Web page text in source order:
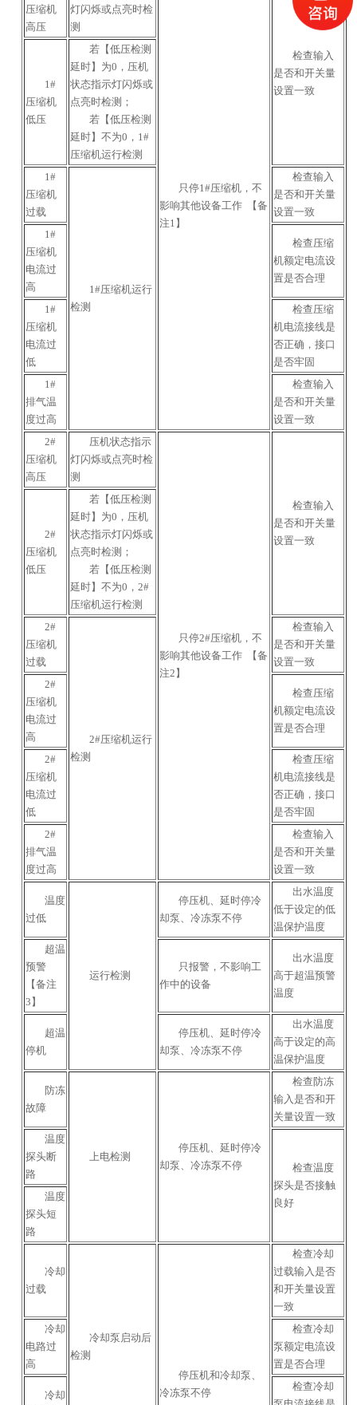
压缩机
高压
灯闪烁或点亮时检
测
只停1#压缩机，不
影响其他设备工作 【备
注1】
检查输入
是否和开关量
设置一致
1#
压缩机
低压
若【低压检测
延时】为0，压机
状态指示灯闪烁或
点亮时检测；
若【低压检测
延时】不为0，1#
压缩机运行检测
1#
压缩机
过载
1#压缩机运行
检测
检查输入
是否和开关量
设置一致
1#
压缩机
电流过
高
检查压缩
机额定电流设
置是否合理
1#
压缩机
电流过
低
检查压缩
机电流接线是
否正确，接口
是否牢固
1#
排气温
度过高
检查输入
是否和开关量
设置一致
2#
压缩机
高压
压机状态指示
灯闪烁或点亮时检
测
只停2#压缩机，不
影响其他设备工作 【备
注2】
检查输入
是否和开关量
设置一致
2#
压缩机
低压
若【低压检测
延时】为0，压机
状态指示灯闪烁或
点亮时检测；
若【低压检测
延时】不为0，2#
压缩机运行检测
2#
压缩机
过载
2#压缩机运行
检测
检查输入
是否和开关量
设置一致
2#
压缩机
电流过
高
检查压缩
机额定电流设
置是否合理
2#
压缩机
电流过
低
检查压缩
机电流接线是
否正确，接口
是否牢固
2#
排气温
度过高
检查输入
是否和开关量
设置一致
温度
过低
运行检测
停压机、延时停冷
却泵、冷冻泵不停
出水温度
低于设定的低
温保护温度
超温
预警
【备注
3】
只报警，不影响工
作中的设备
出水温度
高于超温预警
温度
超温
停机
停压机、延时停冷
却泵、冷冻泵不停
出水温度
高于设定的高
温保护温度
防冻
故障
上电检测
停压机、延时停冷
却泵、冷冻泵不停
检查防冻
输入是否和开
关量设置一致
温度
探头断
路
检查温度
探头是否接触
良好
温度
探头短
路
冷却
过载
冷却泵启动后
检测
停压机和冷却泵、
冷冻泵不停
检查冷却
过载输入是否
和开关量设置
一致
冷却
电路过
高
检查冷却
泵额定电流设
置是否合理
冷却
检查冷却